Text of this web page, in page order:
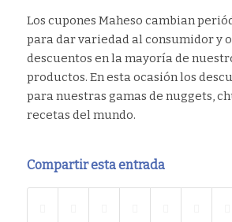
Los cupones Maheso cambian
para dar variedad al consumidor y
descuentos en la mayoría de
productos. En esta ocasión los
para nuestras gamas de nuggets,
recetas del mundo.
Compartir esta entrada